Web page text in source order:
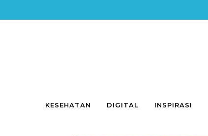
KESEHATAN DIGITAL INSPIRASI